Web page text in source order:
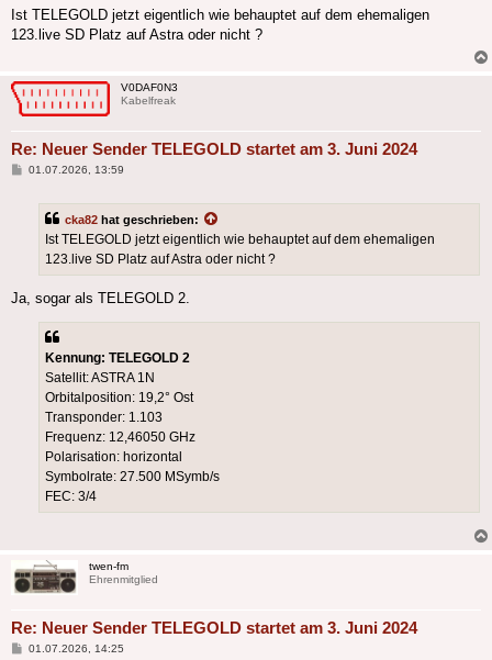
Ist TELEGOLD jetzt eigentlich wie behauptet auf dem ehemaligen
123.live SD Platz auf Astra oder nicht ?
V0DAF0N3
Kabelfreak
Re: Neuer Sender TELEGOLD startet am 3. Juni 2024
Beitrag
01.07.2026, 13:59
cka82 hat geschrieben:
Ist TELEGOLD jetzt eigentlich wie behauptet auf dem ehemaligen
123.live SD Platz auf Astra oder nicht ?
Ja, sogar als TELEGOLD 2.
Kennung: TELEGOLD 2
Satellit: ASTRA 1N
Orbitalposition: 19,2° Ost
Transponder: 1.103
Frequenz: 12,46050 GHz
Polarisation: horizontal
Symbolrate: 27.500 MSymb/s
FEC: 3/4
twen-fm
Ehrenmitglied
Re: Neuer Sender TELEGOLD startet am 3. Juni 2024
Beitrag
01.07.2026, 14:25